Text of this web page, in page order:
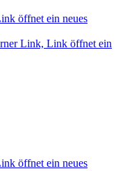
öffnet ein neues
Link, Link öffnet ein
öffnet ein neues